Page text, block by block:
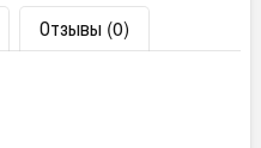
Отзывы (0)